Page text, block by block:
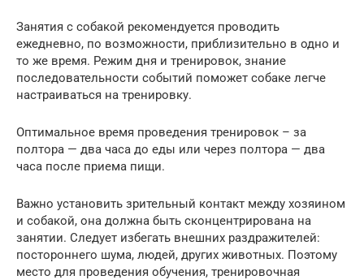
Занятия с собакой рекомендуется проводить
ежедневно, по возможности, приблизительно в одно и
то же время. Режим дня и тренировок, знание
последовательности событий поможет собаке легче
настраиваться на тренировку.
Оптимальное время проведения тренировок – за
полтора — два часа до еды или через полтора — два
часа после приема пищи.
Важно установить зрительный контакт между хозяином
и собакой, она должна быть сконцентрирована на
занятии. Следует избегать внешних раздражителей:
постороннего шума, людей, других животных. Поэтому
место для проведения обучения, тренировочная